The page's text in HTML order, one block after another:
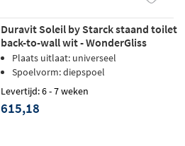
Duravit Soleil by Starck staand toilet
back-to-wall wit - WonderGliss
Plaats uitlaat: universeel
Spoelvorm: diepspoel
Levertijd: 6 - 7 weken
615,18